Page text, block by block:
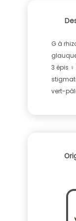
G à
3 épis ♀
vert-